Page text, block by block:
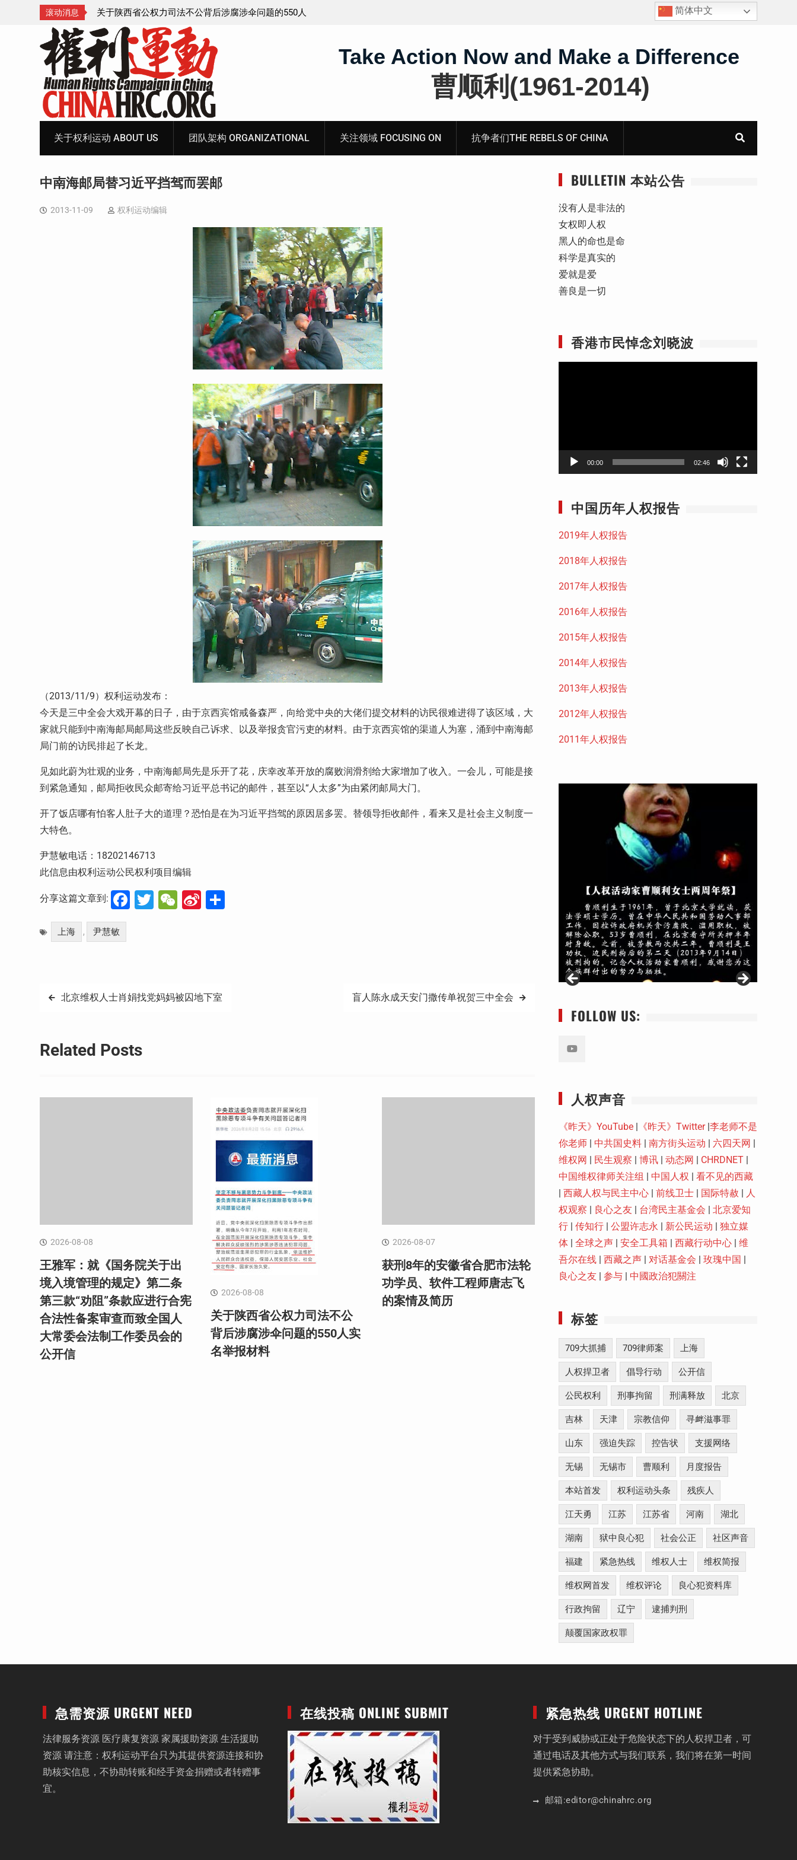
滚动消息
涉伞问题的550人
获刑8年的安徽省合肥市法轮功学员、软件工程师唐志
飞的案情及简历
王雅军：就《国务院关于出境入境管理的规定》第二条
简体中文
Take Action Now and Make a Difference
曹顺利(1961-2014)
关于权利运动 ABOUT US 团队架构 ORGANIZATIONAL 关注领域 FOCUSING ON 抗争者们THE REBELS OF CHINA
中南海邮局替习近平挡驾而罢邮
2013-11-09 权利运动编辑
（2013/11/9）权利运动发布：
今天是三中全会大戏开幕的日子，由于京西宾馆戒备森严，向给党中央的大佬们提交材料的访民很难进得了该区域，大
家就只能到中南海邮局邮局这些反映自己诉求、以及举报贪官污吏的材料。由于京西宾馆的渠道人为塞，涌到中南海邮
局门前的访民排起了长龙。
见如此蔚为壮观的业务，中南海邮局先是乐开了花，庆幸改革开放的腐败润滑剂给大家增加了收入。一会儿，可能是接
到紧急通知，邮局拒收民众邮寄给习近平总书记的邮件，甚至以“人太多”为由紧闭邮局大门。
开了饭店哪有怕客人肚子大的道理？恐怕是在为习近平挡驾的原因居多罢。替领导拒收邮件，看来又是社会主义制度一
大特色。
尹慧敏电话：18202146713
此信息由权利运动公民权利项目编辑
分享这篇文章到: Facebook
Twitter
WeChat
Sina
上海 , 尹慧敏
文
导
北京维权人士肖娟找党妈妈被囚地下室 盲人陈永成天安门撒传单祝贺三中全会
Related Posts
2026-08-08
王雅军：就《国务院关于出
境入境管理的规定》第二条
第三款“劝阻”条款应进行合宪
合法性备案审查而致全国人
大常委会法制工作委员会的
公开信
2026-08-08
关于陕西省公权力司法不公
背后涉腐涉伞问题的550人实
名举报材料
2026-08-07
获刑8年的安徽省合肥市法轮
功学员、软件工程师唐志飞
的案情及简历
BULLETIN 本站公告
没有人是非法的
女权即人权
黑人的命也是命
科学是真实的
爱就是爱
善良是一切
香港市民悼念刘晓波
00:00 02:46
中国历年人权报告
2019年人权报告
2018年人权报告
2017年人权报告
2016年人权报告
2015年人权报告
2014年人权报告
2013年人权报告
2012年人权报告
2011年人权报告
FOLLOW US:
人权声音
《昨天》YouTube | 《昨天》Twitter|李老师不是
你老师 | 中共国史料 | 南方街头运动 | 六四天网 |
维权网 | 民生观察 | 博讯 | 动态网 | CHRDNET |
中国维权律师关注组 | 中国人权 | 看不见的西藏
| 西藏人权与民主中心 | 前线卫士 | 国际特赦 | 人
权观察 | 良心之友 | 台湾民主基金会 | 北京爱知
行 | 传知行 | 公盟许志永 | 新公民运动 | 独立媒
体 | 全球之声 | 安全工具箱 | 西藏行动中心 | 维
吾尔在线 | 西藏之声 | 对话基金会 | 玫瑰中国 |
良心之友 | 参与 | 中國政治犯關注
标签
709大抓捕 709律师案 上海
人权捍卫者 倡导行动 公开信
公民权利 刑事拘留 刑满释放 北京
吉林 天津 宗教信仰 寻衅滋事罪
山东 强迫失踪 控告状 支援网络
无锡 无锡市 曹顺利 月度报告
本站首发 权利运动头条 残疾人
江天勇 江苏 江苏省 河南 湖北
湖南 狱中良心犯 社会公正 社区声音
福建 紧急热线 维权人士 维权简报
维权网首发 维权评论 良心犯资料库
行政拘留 辽宁 逮捕判刑
颠覆国家政权罪
急需资源 URGENT NEED
法律服务资源 医疗康复资源 家属援助资源 生活援助
资源 请注意：权利运动平台只为其提供资源连接和协
助核实信息，不协助转账和经手资金捐赠或者转赠事
宜。
在线投稿 ONLINE SUBMIT 紧急热线 URGENT HOTLINE
对于受到威胁或正处于危险状态下的人权捍卫者，可
通过电话及其他方式与我们联系，我们将在第一时间
提供紧急协助。
邮箱:editor@chinahrc.org